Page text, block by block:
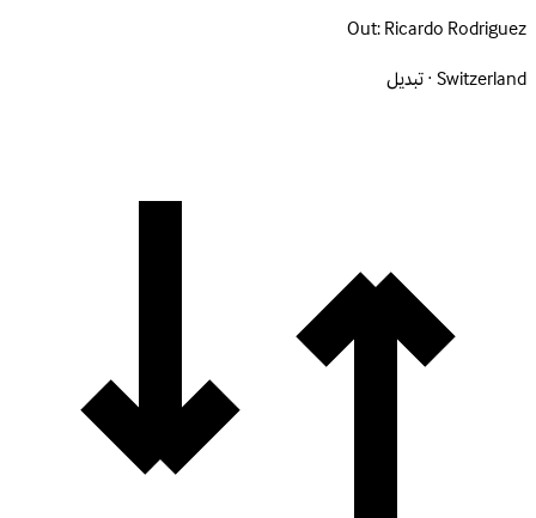
Out:Ricardo Rodriguez
Switzerland · تبديل